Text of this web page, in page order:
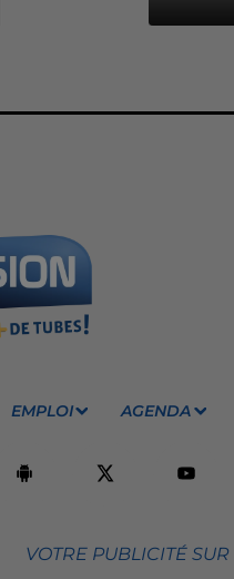
EMPLOI AGENDA
VOTRE PUBLICITÉ